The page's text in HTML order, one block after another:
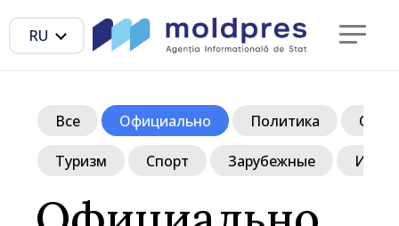
RU
Все Официально Политика
Туризм Спорт Зарубежные